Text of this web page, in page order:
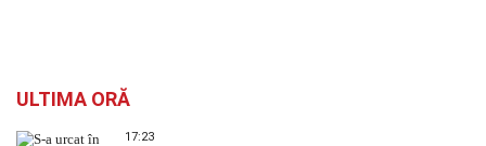
ULTIMA ORĂ
17:23